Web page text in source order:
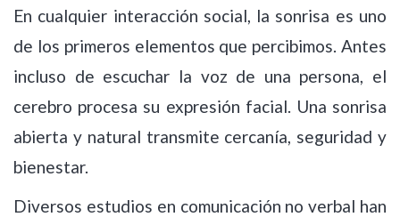
En cualquier interacción social, la sonrisa es uno
de los primeros elementos que percibimos. Antes
incluso de escuchar la voz de una persona, el
cerebro procesa su expresión facial. Una sonrisa
abierta y natural transmite cercanía, seguridad y
bienestar.
Diversos estudios en comunicación no verbal han